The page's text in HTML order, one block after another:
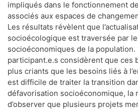
impliqués dans le fonctionnement
associés aux espaces de
Les résultats révèlent que
socioécologique est traversée par
socioéconomiques de la population.
participant.e.s considèrent que ces
plus criants que les besoins liés à
est difficile de traiter la transition
défavorisation socioéconomique, la
d’observer que plusieurs projets